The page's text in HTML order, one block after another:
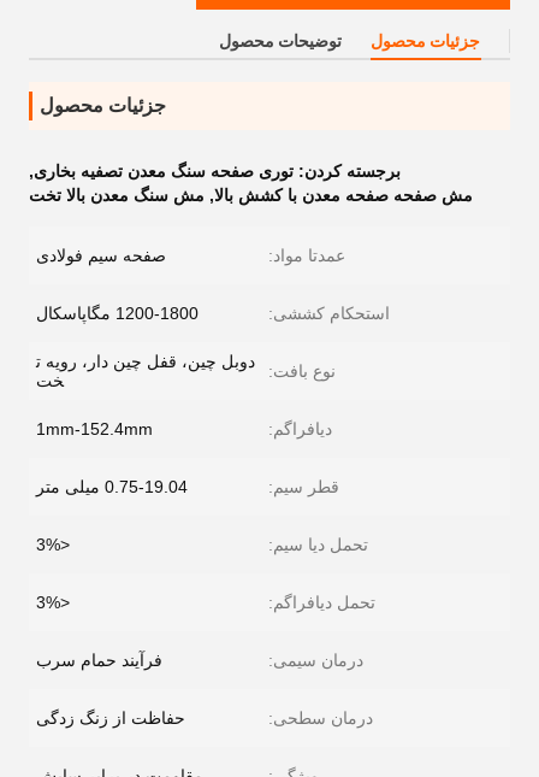
جزئیات محصول توضیحات محصول
جزئیات محصول
برجسته کردن: توری صفحه سنگ معدن تصفیه بخاری,
مش صفحه صفحه معدن با کشش بالا, مش سنگ معدن بالا تخت
عمدتا مواد: صفحه سیم فولادی
استحکام کششی: 1200-1800 مگاپاسکال
نوع بافت:
دوبل چین، قفل چین دار، رویه ت
خت
دیافراگم: 1mm-152.4mm
قطر سیم: 0.75-19.04 میلی متر
تحمل دیا سیم: <3%
تحمل دیافراگم: <3%
درمان سیمی: فرآیند حمام سرب
درمان سطحی: حفاظت از زنگ زدگی